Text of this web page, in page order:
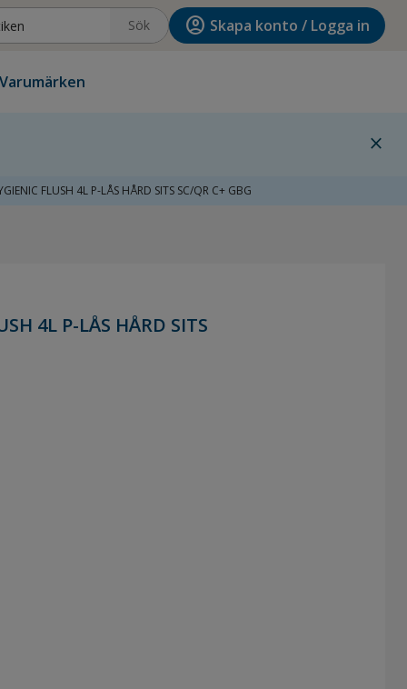
Sök account_circle Skapa konto / Logga in
Varumärken
close
FLUSH 4L P-LÅS HÅRD SITS SC/QR C+ GBG
4L P-LÅS HÅRD SITS